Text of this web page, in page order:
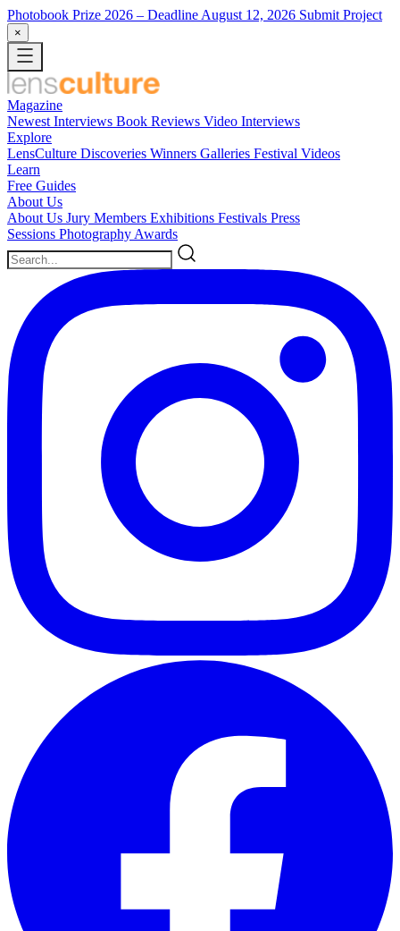
Photobook Prize 2026 – Deadline August 12, 2026 Submit Project
×
Magazine
Newest Interviews Book Reviews Video Interviews
Explore
LensCulture Discoveries Winners Galleries Festival Videos
Learn
Free Guides
About Us
About Us Jury Members Exhibitions Festivals Press
Sessions Photography Awards